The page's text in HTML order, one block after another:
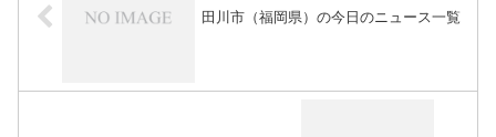
田川市（福岡県）の今日のニュース一覧